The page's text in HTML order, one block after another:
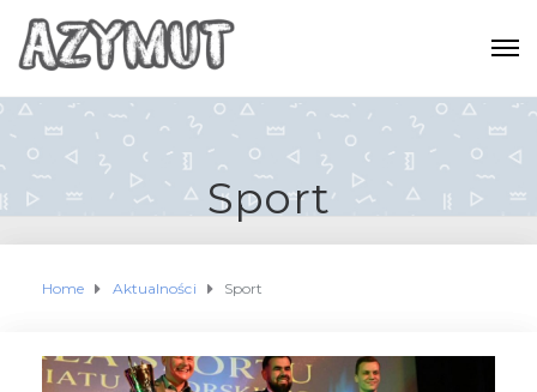
Sport
Home Aktualności Sport